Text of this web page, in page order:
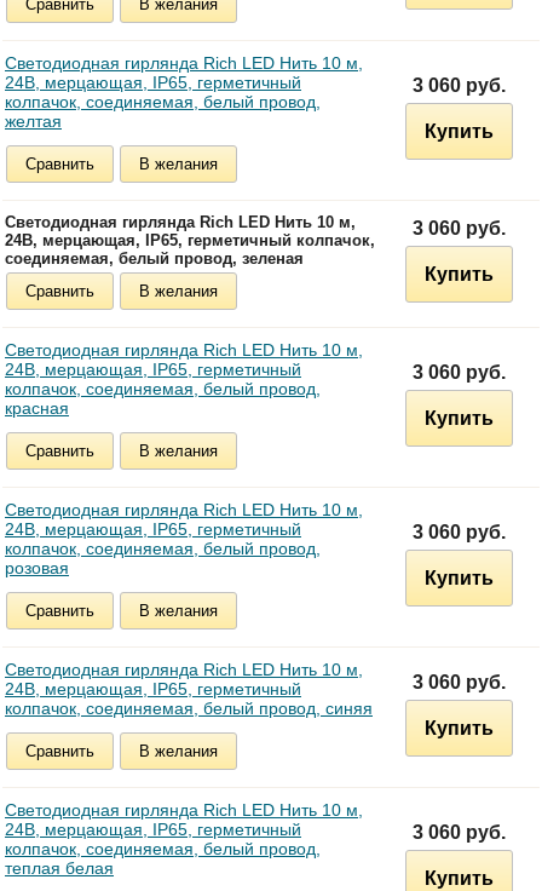
Сравнить В желания
Светодиодная гирлянда Rich LED Нить 10 м,
24В, мерцающая, IP65, герметичный
колпачок, соединяемая, белый провод,
желтая
Сравнить В желания
3 060 руб.
Купить
Светодиодная гирлянда Rich LED Нить 10 м,
24В, мерцающая, IP65, герметичный колпачок,
соединяемая, белый провод, зеленая
Сравнить
В желания
3 060 руб.
Купить
Светодиодная гирлянда Rich LED Нить 10 м,
24В, мерцающая, IP65, герметичный
колпачок, соединяемая, белый провод,
красная
Сравнить В желания
3 060 руб.
Купить
Светодиодная гирлянда Rich LED Нить 10 м,
24В, мерцающая, IP65, герметичный
колпачок, соединяемая, белый провод,
розовая
Сравнить В желания
3 060 руб.
Купить
Светодиодная гирлянда Rich LED Нить 10 м,
24В, мерцающая, IP65, герметичный
колпачок, соединяемая, белый провод, синяя
Сравнить В желания
3 060 руб.
Купить
Светодиодная гирлянда Rich LED Нить 10 м,
24В, мерцающая, IP65, герметичный
колпачок, соединяемая, белый провод,
теплая белая
3 060 руб.
Купить